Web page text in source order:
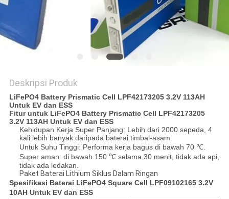
Deskripsi Produk
LiFePO4 Battery Prismatic Cell LPF42173205 3.2V 113AH
Untuk EV dan ESS
Fitur untuk LiFePO4 Battery Prismatic Cell LPF42173205
3.2V 113AH Untuk EV dan ESS
Kehidupan Kerja Super Panjang: Lebih dari 2000 sepeda, 4
kali lebih banyak daripada baterai timbal-asam.
Untuk Suhu Tinggi: Performa kerja bagus di bawah 70 ℃.
Super aman: di bawah 150 ℃ selama 30 menit, tidak ada api,
tidak ada ledakan.
Paket Baterai Lithium Siklus Dalam Ringan
Spesifikasi Baterai LiFePO4 Square Cell LPF09102165 3.2V
10AH Untuk EV dan ESS